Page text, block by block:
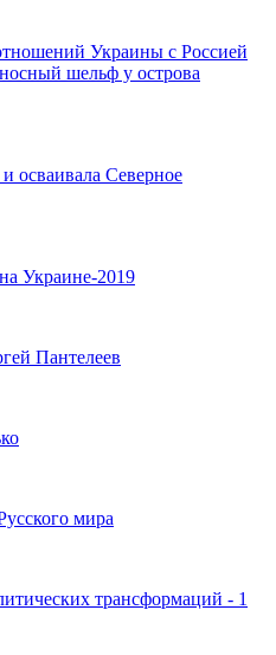
Украины с Россией
шельф у острова
осваивала Северное
Украине-2019
Пантелеев
мира
трансформаций - 1